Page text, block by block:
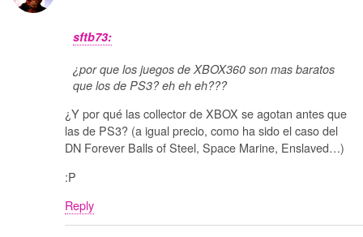
sftb73:
¿por que los juegos de XBOX360 son mas baratos
que los de PS3? eh eh eh???
¿Y por qué las collector de XBOX se agotan antes que
las de PS3? (a igual precio, como ha sido el caso del
DN Forever Balls of Steel, Space Marine, Enslaved…)
:P
Reply